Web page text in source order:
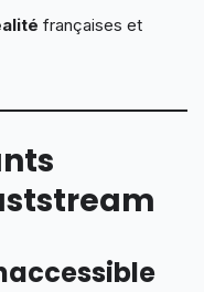
françaises et